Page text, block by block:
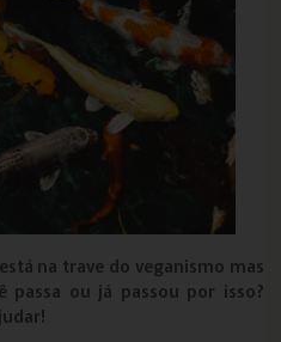
na trave do veganismo mas
passa ou já passou por isso?